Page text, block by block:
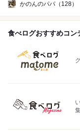
かのんのパパ（128）
食べログおすすめコン